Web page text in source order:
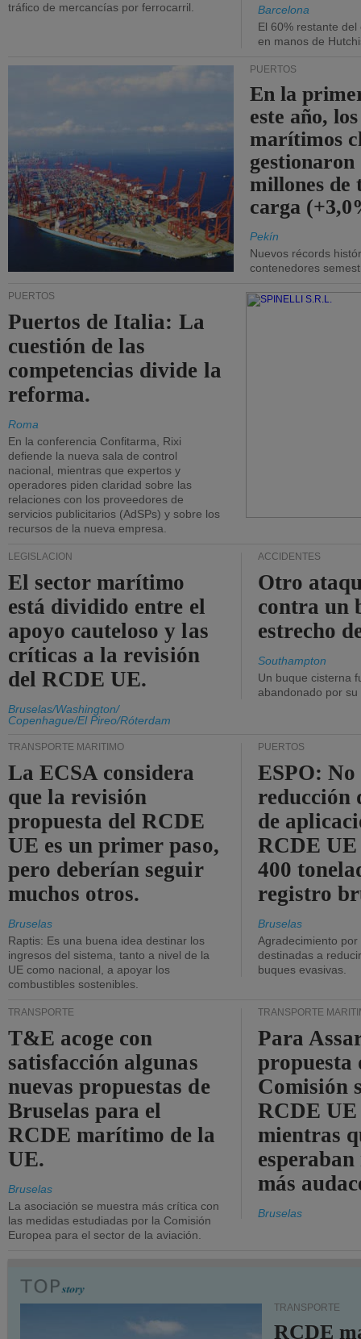
tráfico de mercancías por ferrocarril.
Barcelona
El 60% restante
en manos de
PUERTOS
En la
este año,
marítimos
gestionaron
millones de
carga
Pekín
Nuevos récords
contenedores
PUERTOS
Puertos de Italia: La
cuestión de las
competencias divide la
reforma.
Roma
En la conferencia Confitarma, Rixi
defiende la nueva sala de control
nacional, mientras que expertos y
operadores piden claridad sobre las
relaciones con los proveedores de
servicios publicitarios (AdSPs) y sobre los
recursos de la nueva empresa.
LEGISLACIÓN
El sector marítimo
está dividido entre el
apoyo cauteloso y las
críticas a la revisión
del RCDE UE.
Bruselas/Washington/
Copenhague/El Pireo/Róterdam
ACCIDENTES
Otro
contra un
estrecho
Southampton
Un buque cisterna
abandonado por su
TRANSPORTE MARÍTIMO
La ECSA considera
que la revisión
propuesta del RCDE
UE es un primer paso,
pero deberían seguir
muchos otros.
Bruselas
Raptis: Es una buena idea destinar los
ingresos del sistema, tanto a nivel de la
UE como nacional, a apoyar los
combustibles sostenibles.
PUERTOS
ESPO: No
reducción
de
RCDE UE
400
registro
Bruselas
Agradecimiento
destinadas a
buques evasivas.
TRANSPORTE
T&E acoge con
satisfacción algunas
nuevas propuestas de
Bruselas para el
RCDE marítimo de la
UE.
Bruselas
La asociación se muestra más crítica con
las medidas estudiadas por la Comisión
Europea para el sector de la aviación.
TRANSPORTE
Para
propuesta
Comisión
RCDE
mientras
más
Bruselas
TRANSPORTE
RCDE